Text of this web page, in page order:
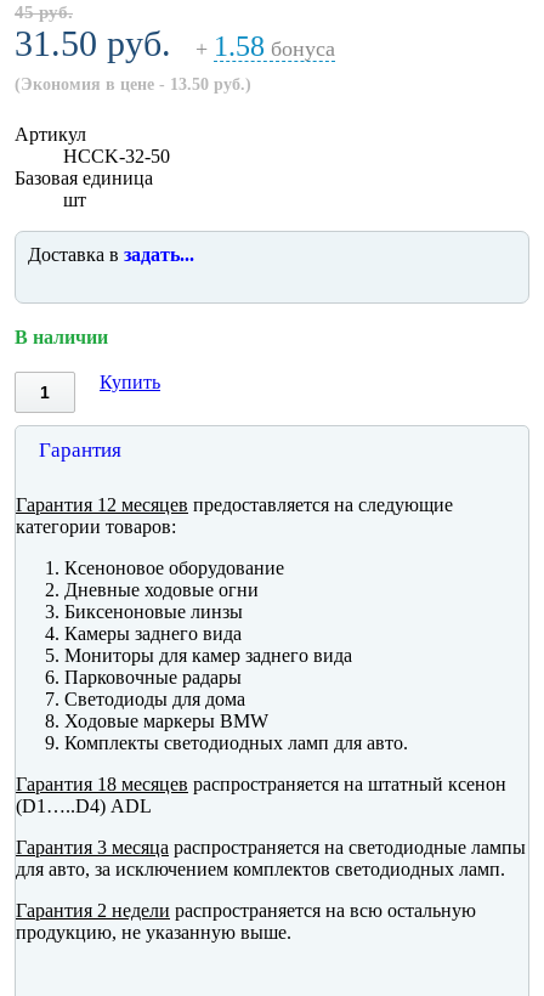
45 руб.
31.50 руб. + 1.58 бонуса
(Экономия в цене - 13.50 руб.)
Артикул
HCCK-32-50
Базовая единица
шт
Доставка в задать...
В наличии
Купить
Гарантия
Гарантия 12 месяцев предоставляется на следующие
категории товаров:
Ксеноновое оборудование
Дневные ходовые огни
Биксеноновые линзы
Камеры заднего вида
Мониторы для камер заднего вида
Парковочные радары
Светодиоды для дома
Ходовые маркеры BMW
Комплекты светодиодных ламп для авто.
Гарантия 18 месяцев распространяется на штатный ксенон
(D1…..D4) ADL
Гарантия 3 месяца распространяется на светодиодные лампы
для авто, за исключением комплектов светодиодных ламп.
Гарантия 2 недели распространяется на всю остальную
продукцию, не указанную выше.